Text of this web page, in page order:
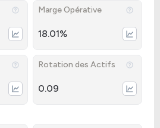
Marge Opérative
18.01%
Rotation des Actifs
0.09